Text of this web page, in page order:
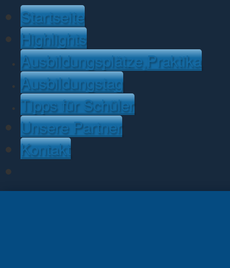
Jump to Content
Startseite
Highlights
Ausbildungsplätze,Praktika
Ausbildungstag
Tipps für Schüler
Unsere Partner
Kontakt